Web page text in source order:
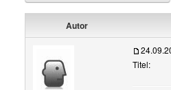
Autor
Titel: